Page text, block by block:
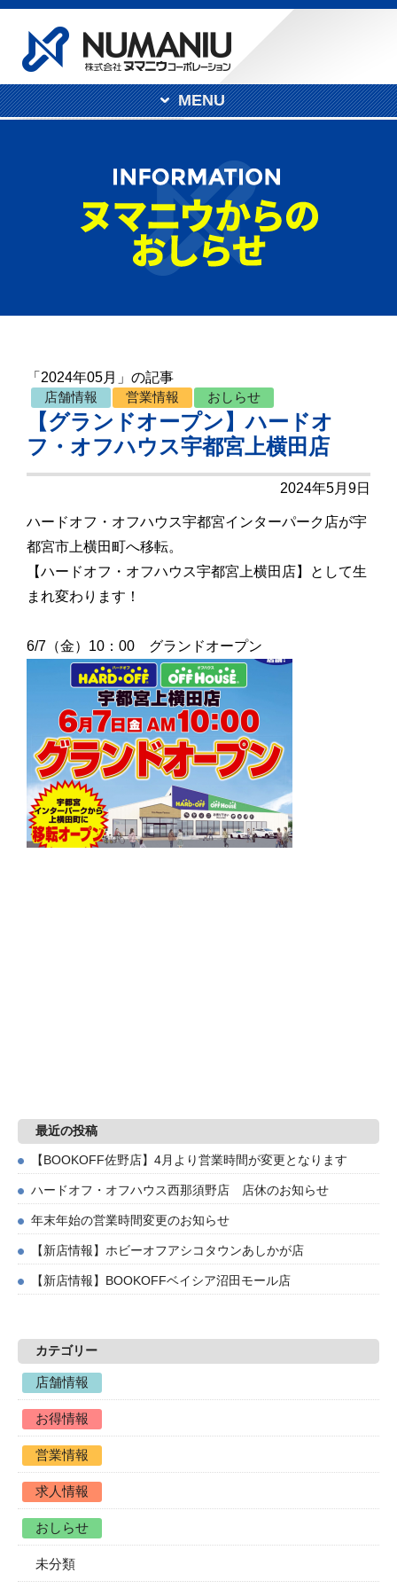
MENU
「2024年05月」の記事
店舗情報
営業情報 おしらせ
【グランドオープン】ハードオ
フ・オフハウス宇都宮上横田店
2024年5月9日
ハードオフ・オフハウス宇都宮インターパーク店が宇
都宮市上横田町へ移転。
【ハードオフ・オフハウス宇都宮上横田店】として生
まれ変わります！
6/7（金）10：00 グランドオープン
最近の投稿
【BOOKOFF佐野店】4月より営業時間が変更となります
ハードオフ・オフハウス西那須野店 店休のお知らせ
年末年始の営業時間変更のお知らせ
【新店情報】ホビーオフアシコタウンあしかが店
【新店情報】BOOKOFFベイシア沼田モール店
カテゴリー
店舗情報
お得情報
営業情報
求人情報
おしらせ
未分類